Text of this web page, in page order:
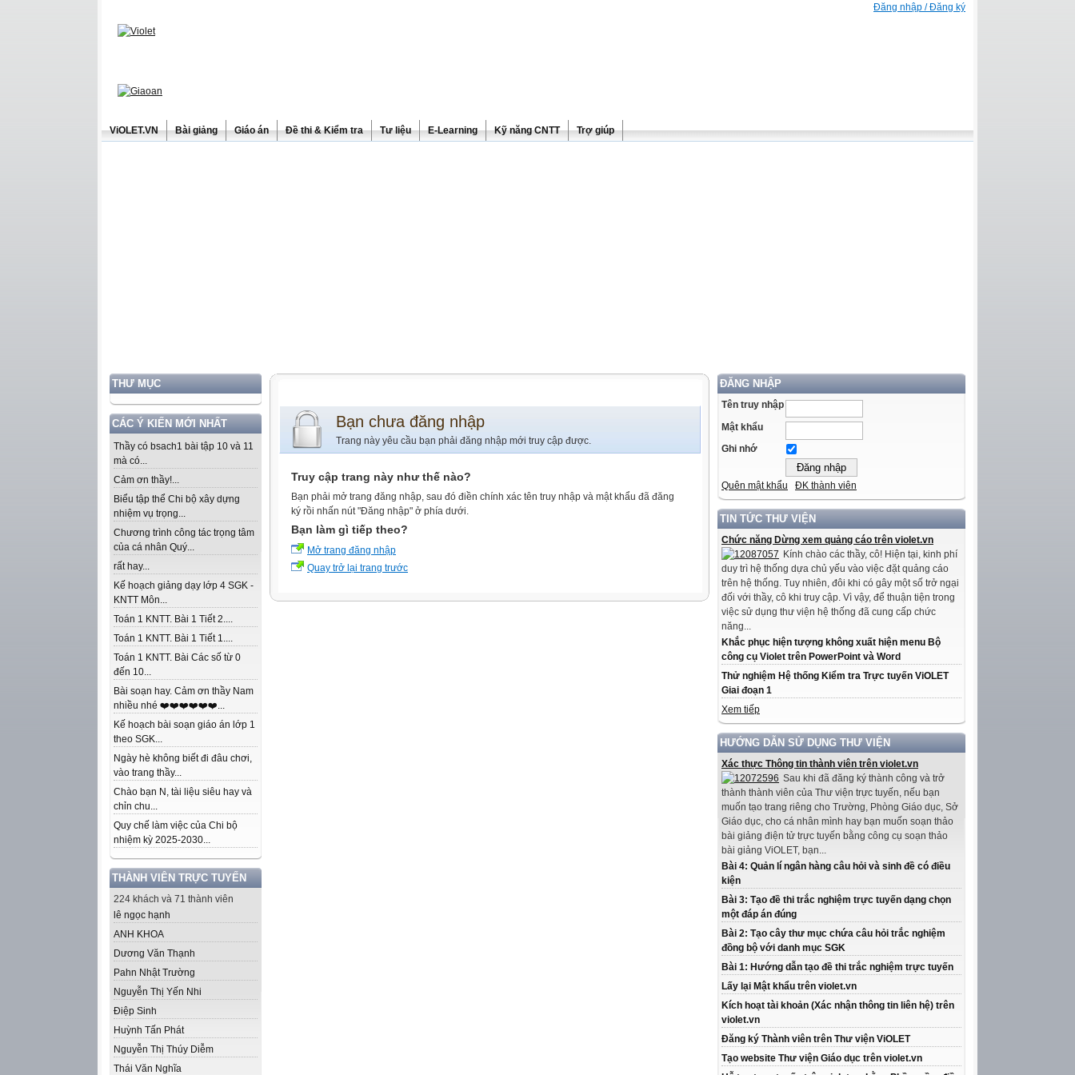
Đăng nhập / Đăng ký
ViOLET.VN Bài giảng Giáo án Đề thi & Kiểm tra Tư liệu E-Learning Kỹ năng CNTT Trợ giúp
THƯ MỤC
CÁC Ý KIẾN MỚI NHẤT
Thầy có bsach1 bài tập 10 và 11
mà có...
Cảm ơn thầy!...
Biểu tập thể Chi bộ xây dựng
nhiệm vụ trọng...
Chương trình công tác trọng tâm
của cá nhân Quý...
rất hay...
Kế hoạch giảng dạy lớp 4 SGK -
KNTT Môn...
Toán 1 KNTT. Bài 1 Tiết 2....
Toán 1 KNTT. Bài 1 Tiết 1....
Toán 1 KNTT. Bài Các số từ 0
đến 10...
Bài soạn hay. Cảm ơn thầy Nam
nhiều nhé ❤️❤️❤️❤️❤️❤️...
Kế hoạch bài soạn giáo án lớp 1
theo SGK...
Ngày hè không biết đi đâu chơi,
vào trang thầy...
Chào bạn N, tài liệu siêu hay và
chỉn chu...
Quy chế làm việc của Chi bộ
nhiệm kỳ 2025-2030...
THÀNH VIÊN TRỰC TUYẾN
224 khách và 71 thành viên
lê ngọc hạnh
ANH KHOA
Dương Văn Thạnh
Pahn Nhật Trường
Nguyễn Thị Yến Nhi
Điệp Sinh
Huỳnh Tấn Phát
Nguyễn Thị Thúy Diễm
Thái Văn Nghĩa
ĐĂNG NHẬP
Tên truy nhập
Mật khẩu
Ghi nhớ
Quên mật khẩu ĐK thành viên
TIN TỨC THƯ VIỆN
Chức năng Dừng xem quảng cáo trên violet.vn
Kính chào các thầy, cô! Hiện tại, kinh phí
duy trì hệ thống dựa chủ yếu vào việc đặt quảng cáo
trên hệ thống. Tuy nhiên, đôi khi có gây một số trở ngại
đối với thầy, cô khi truy cập. Vì vậy, để thuận tiện trong
việc sử dụng thư viện hệ thống đã cung cấp chức
năng...
Khắc phục hiện tượng không xuất hiện menu Bộ
công cụ Violet trên PowerPoint và Word
Thử nghiệm Hệ thống Kiểm tra Trực tuyến ViOLET
Giai đoạn 1
Xem tiếp
HƯỚNG DẪN SỬ DỤNG THƯ VIỆN
Xác thực Thông tin thành viên trên violet.vn
Sau khi đã đăng ký thành công và trở
thành thành viên của Thư viện trực tuyến, nếu bạn
muốn tạo trang riêng cho Trường, Phòng Giáo dục, Sở
Giáo dục, cho cá nhân mình hay bạn muốn soạn thảo
bài giảng điện tử trực tuyến bằng công cụ soạn thảo
bài giảng ViOLET, bạn...
Bài 4: Quản lí ngân hàng câu hỏi và sinh đề có điều
kiện
Bài 3: Tạo đề thi trắc nghiệm trực tuyến dạng chọn
một đáp án đúng
Bài 2: Tạo cây thư mục chứa câu hỏi trắc nghiệm
đồng bộ với danh mục SGK
Bài 1: Hướng dẫn tạo đề thi trắc nghiệm trực tuyến
Lấy lại Mật khẩu trên violet.vn
Kích hoạt tài khoản (Xác nhận thông tin liên hệ) trên
violet.vn
Đăng ký Thành viên trên Thư viện ViOLET
Tạo website Thư viện Giáo dục trên violet.vn
Bạn chưa đăng nhập
Trang này yêu cầu bạn phải đăng nhập mới truy cập được.
Truy cập trang này như thế nào?
Bạn phải mở trang đăng nhập, sau đó điền chính xác tên truy nhập và mật khẩu đã đăng
ký rồi nhấn nút "Đăng nhập" ở phía dưới.
Bạn làm gì tiếp theo?
Mở trang đăng nhập
Quay trở lại trang trước